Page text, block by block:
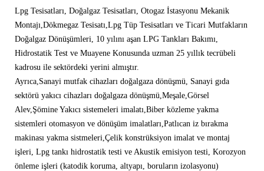
Lpg Tesisatları, Doğalgaz Tesisatları, Otogaz İstasyonu Mekanik
Montajı,Dökmegaz Tesisatı,Lpg Tüp Tesisatları ve Ticari Mutfakların
Doğalgaz Dönüşümleri, 10 yılını aşan LPG Tankları Bakımı,
Hidrostatik Test ve Muayene Konusunda uzman 25 yıllık tecrübeli
kadrosu ile sektördeki yerini almıştır.
Ayrıca,Sanayi mutfak cihazları doğalgaza dönüşmü, Sanayi gıda
sektörü yakıcı cihazları doğalgaza dönüşmü,Meşale,Görsel
Alev,Şömine Yakıcı sistemeleri imalatı,Biber közleme yakma
sistemleri otomasyon ve dönüşüm imalatları,Patlıcan iz bırakma
makinası yakma sistmeleri,Çelik konstrüksiyon imalat ve montaj
işleri, Lpg tankı hidrostatik testi ve Akustik emisiyon testi, Korozyon
önleme işleri (katodik koruma, altyapı, boruların izolasyonu)